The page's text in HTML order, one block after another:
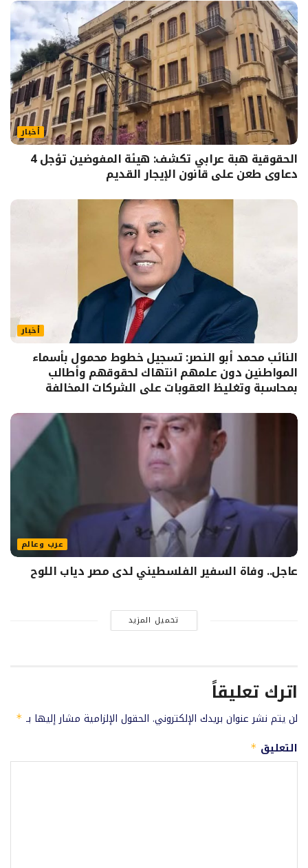
أخبار
الحقوقية هبة عرابي تكشف: هيئة المفوضين تؤجل 4
دعاوى طعن على قانون الإيجار القديم
أخبار
النائب محمد أبو النصر: تسجيل خطوط محمول بأسماء
المواطنين دون علمهم انتهاك لحقوقهم وأطالب
بمحاسبة وتغليظ العقوبات على الشركات المخالفة
عرب وعالم
عاجل.. وفاة السفير الفلسطيني لدى مصر دياب اللوح
تحميل المزيد
اترك تعليقاً
لن يتم نشر عنوان بريدك الإلكتروني. الحقول الإلزامية مشار إليها بـ *
التعليق *